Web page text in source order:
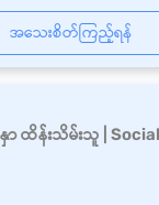
အသေးစိတ်ကြည့်ရန်
ထိန်းသိမ်းသူ | Social